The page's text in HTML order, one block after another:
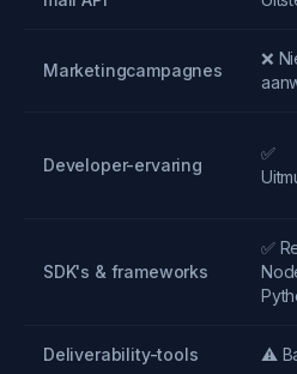
Marketingcampagnes
❌
Developer-ervaring
✅
SDK's & frameworks
✅
Deliverability-tools ⚠️